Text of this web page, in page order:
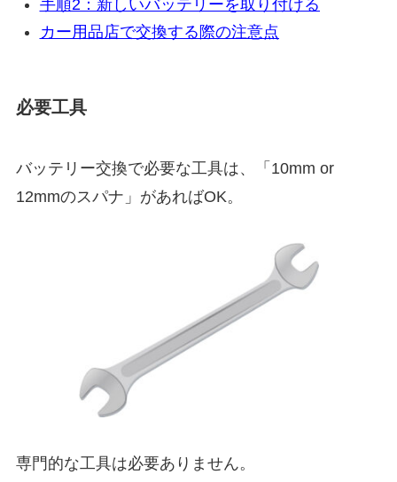
手順2：新しいバッテリーを取り付ける
カー用品店で交換する際の注意点
必要工具
バッテリー交換で必要な工具は、「10mm or
12mmのスパナ」があればOK。
専門的な工具は必要ありません。